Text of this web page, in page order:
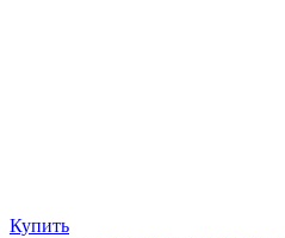
Купить